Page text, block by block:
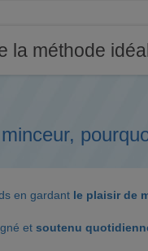
la méthode
en gardant le plaisir de
et soutenu